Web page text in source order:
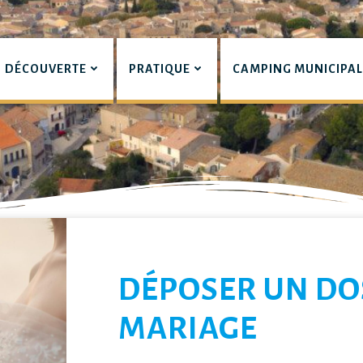
DÉCOUVERTE PRATIQUE CAMPING MUNICIPAL
DÉPOSER UN
MARIAGE